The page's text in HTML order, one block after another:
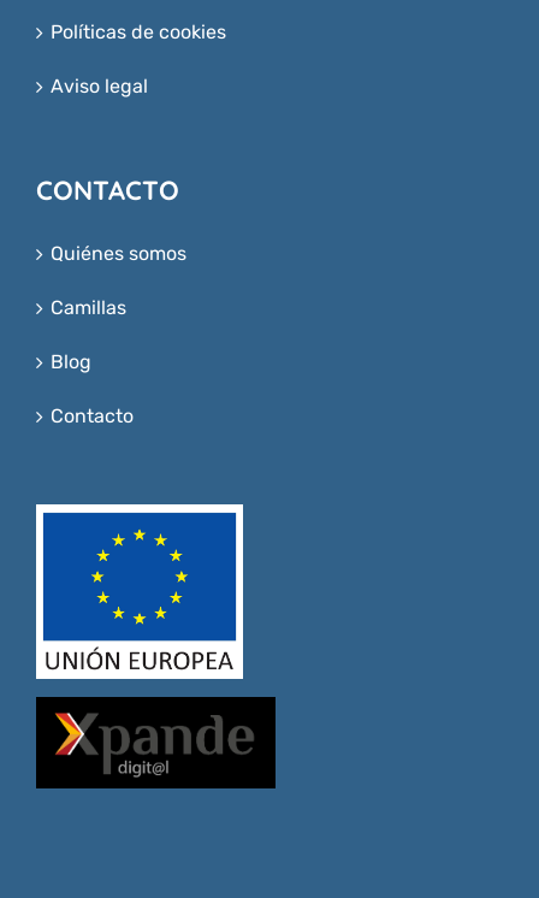
Políticas de cookies
Aviso legal
CONTACTO
Quiénes somos
Camillas
Blog
Contacto